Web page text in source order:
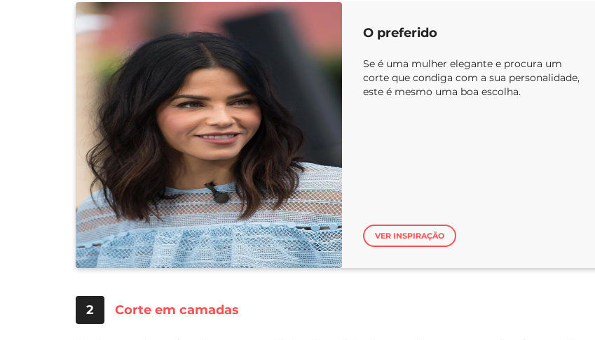
O preferido
Se é uma mulher elegante e procura um
corte que condiga com a sua personalidade,
este é mesmo uma boa escolha.
VER INSPIRAÇÃO
2 Corte em camadas